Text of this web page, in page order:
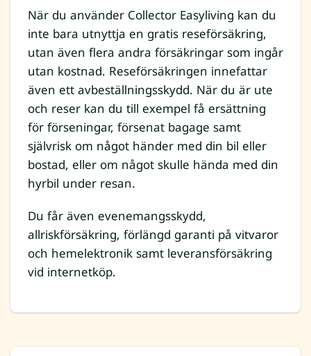
När du använder Collector Easyliving kan du
inte bara utnyttja en gratis reseförsäkring,
utan även flera andra försäkringar som ingår
utan kostnad. Reseförsäkringen innefattar
även ett avbeställningsskydd. När du är ute
och reser kan du till exempel få ersättning
för förseningar, försenat bagage samt
självrisk om något händer med din bil eller
bostad, eller om något skulle hända med din
hyrbil under resan.
Du får även evenemangsskydd,
allriskförsäkring, förlängd garanti på vitvaror
och hemelektronik samt leveransförsäkring
vid internetköp.